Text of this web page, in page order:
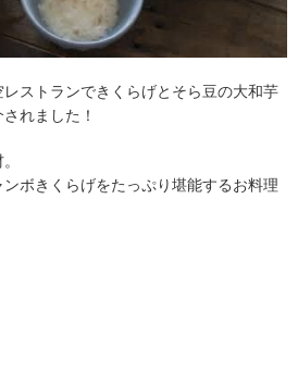
ストランできくらげとそら豆の大和芋
れました！
ボきくらげをたっぷり堪能するお料理